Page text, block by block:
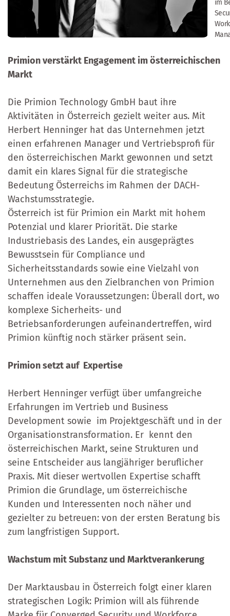
im
Primion verstärkt Engagement im österreichischen
Markt
Die Primion Technology GmbH baut ihre
Aktivitäten in Österreich gezielt weiter aus. Mit
Herbert Henninger hat das Unternehmen jetzt
einen erfahrenen Manager und Vertriebsprofi für
den österreichischen Markt gewonnen und setzt
damit ein klares Signal für die strategische
Bedeutung Österreichs im Rahmen der DACH-
Wachstumsstrategie.
Österreich ist für Primion ein Markt mit hohem
Potenzial und klarer Priorität. Die starke
Industriebasis des Landes, ein ausgeprägtes
Bewusstsein für Compliance und
Sicherheitsstandards sowie eine Vielzahl von
Unternehmen aus den Zielbranchen von Primion
schaffen ideale Voraussetzungen: Überall dort, wo
komplexe Sicherheits- und
Betriebsanforderungen aufeinandertreffen, wird
Primion künftig noch stärker präsent sein.
Primion setzt auf Expertise
Herbert Henninger verfügt über umfangreiche
Erfahrungen im Vertrieb und Business
Development sowie im Projektgeschäft und in der
Organisationstransformation. Er kennt den
österreichischen Markt, seine Strukturen und
seine Entscheider aus langjähriger beruflicher
Praxis. Mit dieser wertvollen Expertise schafft
Primion die Grundlage, um österreichische
Kunden und Interessenten noch näher und
gezielter zu betreuen: von der ersten Beratung bis
zum langfristigen Support.
Wachstum mit Substanz und Marktverankerung
Der Marktausbau in Österreich folgt einer klaren
strategischen Logik: Primion will als führende